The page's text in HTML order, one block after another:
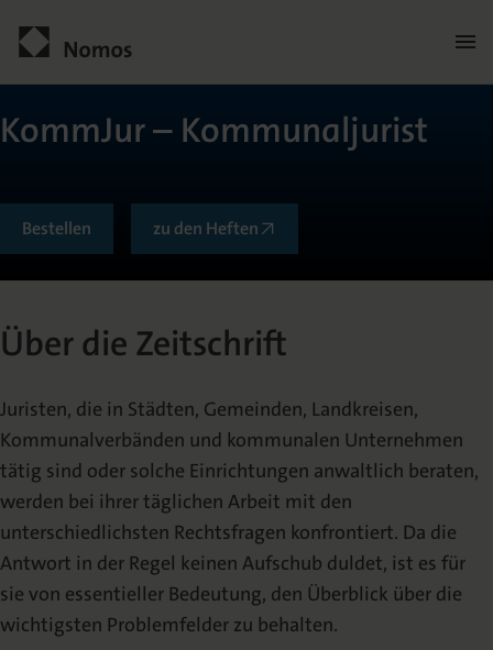
Allgemein
Über die Zeitschrift
Herausgeberkreis
Redaktion
Erscheinungshinweis
(TOC-Alert)
Veröffentlichen
KommJur – Kommunaljurist
Bestellen zu den Heften
Über die Zeitschrift
Juristen, die in Städten, Gemeinden, Landkreisen,
Kommunalverbänden und kommunalen Unternehmen
tätig sind oder solche Einrichtungen anwaltlich beraten,
werden bei ihrer täglichen Arbeit mit den
unterschiedlichsten Rechtsfragen konfrontiert. Da die
Antwort in der Regel keinen Aufschub duldet, ist es für
sie von essentieller Bedeutung, den Überblick über die
wichtigsten Problemfelder zu behalten.